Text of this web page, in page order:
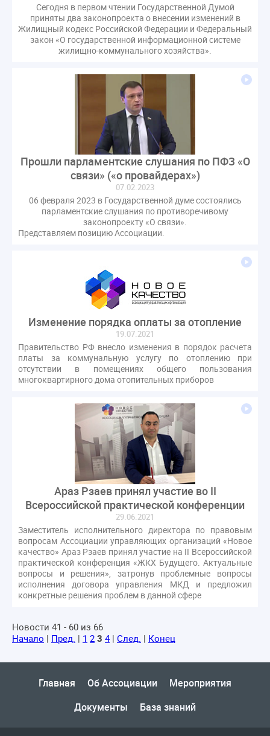
Сегодня в первом чтении Государственной Думой
приняты два законопроекта о внесении изменений в
Жилищный кодекс Российской Федерации и Федеральный
закон «О государственной информационной системе
жилищно-коммунального хозяйства».
Прошли парламентские слушания по ПФЗ «О
связи» («о провайдерах»)
07.02.2023
06 февраля 2023 в Государственной думе состоялись
парламентские слушания по противоречивому
законопроекту «О связи».
Представляем позицию Ассоциации.
Изменение порядка оплаты за отопление
19.07.2021
Правительство РФ внесло изменения в порядок расчета
платы за коммунальную услугу по отоплению при
отсутствии в помещениях общего пользования
многоквартирного дома отопительных приборов
Араз Рзаев принял участие во II
Всероссийской практической конференции
29.06.2021
Заместитель исполнительного директора по правовым
вопросам Ассоциации управляющих организаций «Новое
качество» Араз Рзаев принял участие на II Всероссийской
практической конференция «ЖКХ Будущего. Актуальные
вопросы и решения», затронув проблемные вопросы
исполнения договора управления МКД и предложил
конкретные решения проблем в данной сфере
Новости 41 - 60 из 66
Начало | Пред. | 1 2 3 4| След. | Конец
Главная Об Ассоциации
Мероприятия
Документы
База знаний